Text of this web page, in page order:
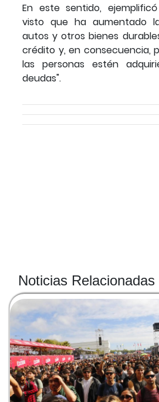
En este sentido,
visto que ha aumentado
autos y otros bienes
crédito y, en consecuencia,
las personas estén
deudas".
Noticias Relacionadas